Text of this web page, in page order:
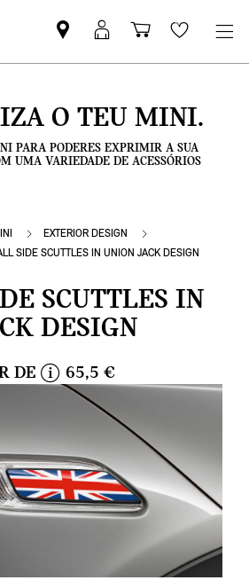
Pesquisar
parceiro
Iniciar
sessão
Carrinho
de
Wishlist
O TEU MINI.
PARA PODERES EXPRIMIR A SUA
UMA VARIEDADE DE ACESSÓRIOS
EXTERIOR DESIGN
SIDE SCUTTLES IN UNION JACK DESIGN
SCUTTLES IN
DESIGN
DE
o
65,5 €